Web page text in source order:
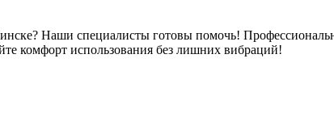
Наши специалисты готовы помочь!
комфорт использования без лишних вибраций!